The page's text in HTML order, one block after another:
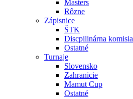
Masters
Rôzne
Zápisnice
ŠTK
Discpilinárna komisia
Ostatné
Turnaje
Slovensko
Zahranicie
Mamut Cup
Ostatné